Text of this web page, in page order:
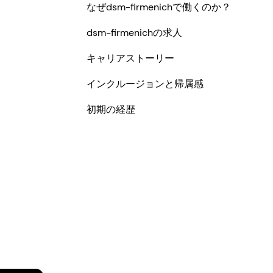
なぜdsm-firmenichで働くのか？
dsm-firmenichの求人
キャリアストーリー
インクルージョンと帰属感
初期の経歴